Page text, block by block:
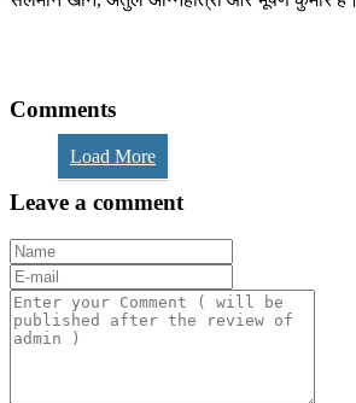
Comments
Load More
Leave a comment